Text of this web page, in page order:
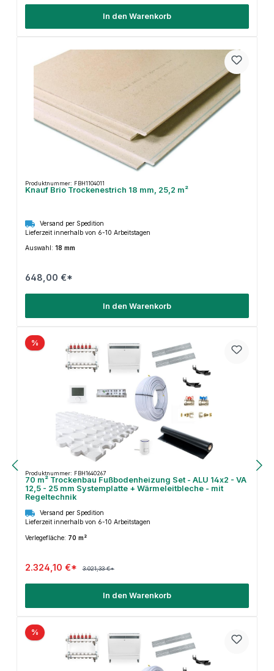
In den Warenkorb
Produktnummer: FBH1104011
Knauf Brio Trockenestrich 18 mm, 25,2 m²
Versand per Spedition
Lieferzeit innerhalb von 6-10 Arbeitstagen
Auswahl: 18 mm
648,00 €*
In den Warenkorb
%
Produktnummer: FBH1640267
70 m² Trockenbau Fußbodenheizung Set - ALU 14x2 - VA
12,5 - 25 mm Systemplatte + Wärmeleitbleche - mit
Regeltechnik
Versand per Spedition
Lieferzeit innerhalb von 6-10 Arbeitstagen
Verlegefläche: 70 m²
2.324,10 €* 3.021,33 €*
In den Warenkorb
%